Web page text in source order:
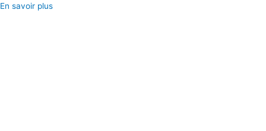
En savoir plus